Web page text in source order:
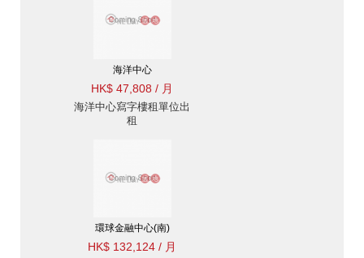
海洋中心
HK$ 47,808 / 月
海洋中心寫字樓租單位出
租
環球金融中心(南)
HK$ 132,124 / 月